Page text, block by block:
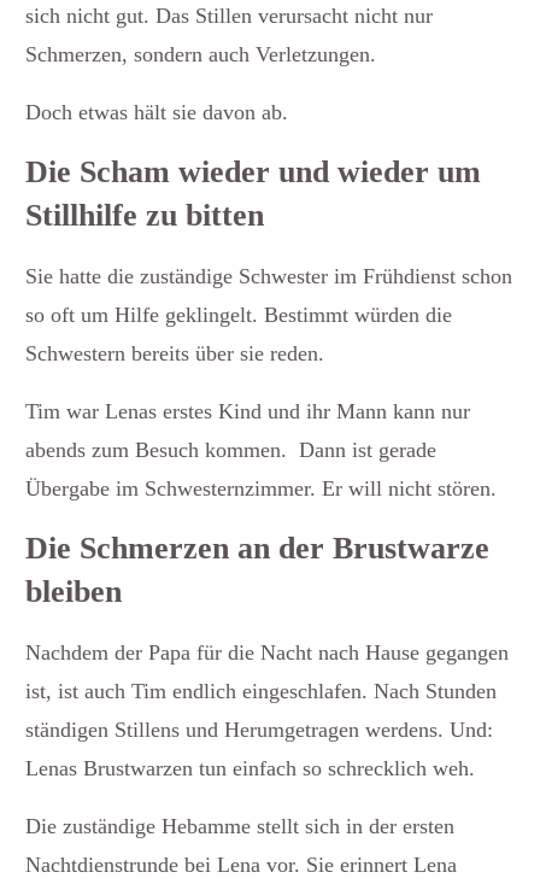
sich nicht gut. Das Stillen verursacht nicht nur
Schmerzen, sondern auch Verletzungen.
Doch etwas hält sie davon ab.
Die Scham wieder und wieder um
Stillhilfe zu bitten
Sie hatte die zuständige Schwester im Frühdienst schon
so oft um Hilfe geklingelt. Bestimmt würden die
Schwestern bereits über sie reden.
Tim war Lenas erstes Kind und ihr Mann kann nur
abends zum Besuch kommen. Dann ist gerade
Übergabe im Schwesternzimmer. Er will nicht stören.
Die Schmerzen an der Brustwarze
bleiben
Nachdem der Papa für die Nacht nach Hause gegangen
ist, ist auch Tim endlich eingeschlafen. Nach Stunden
ständigen Stillens und Herumgetragen werdens. Und:
Lenas Brustwarzen tun einfach so schrecklich weh.
Die zuständige Hebamme stellt sich in der ersten
Nachtdienstrunde bei Lena vor. Sie erinnert Lena